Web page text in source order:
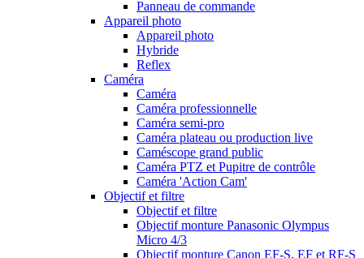
Panneau de commande
Appareil photo
Appareil photo
Hybride
Reflex
Caméra
Caméra
Caméra professionnelle
Caméra semi-pro
Caméra plateau ou production live
Caméscope grand public
Caméra PTZ et Pupitre de contrôle
Caméra 'Action Cam'
Objectif et filtre
Objectif et filtre
Objectif monture Panasonic Olympus
Micro 4/3
Objectif monture Canon EF-S, EF et RF-S